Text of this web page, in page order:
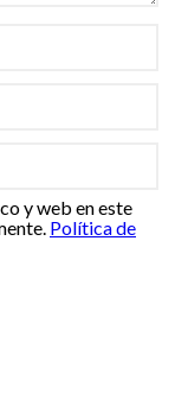
y web en este
Política de